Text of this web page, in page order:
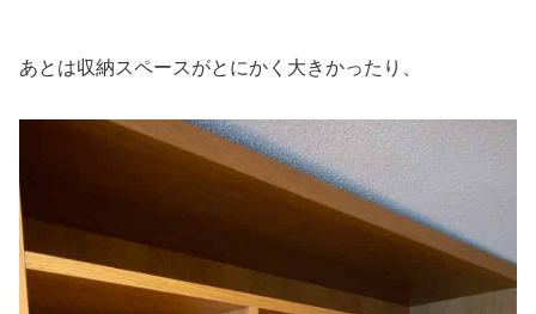
あとは収納スペースがとにかく大きかったり、